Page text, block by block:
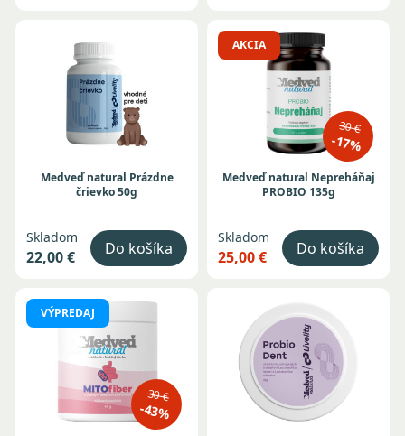
Medveď natural Prázdne
črievko 50g
Skladom
22,00 € Do košíka
AKCIA
30 €
-17%
Medveď natural Nepreháňaj
PROBIO 135g
Skladom
25,00 € Do košíka
VÝPREDAJ
30 €
-43%